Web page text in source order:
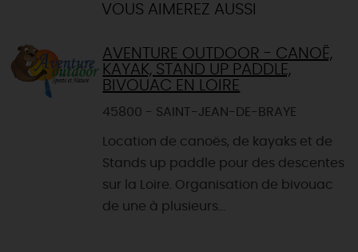
VOUS AIMEREZ AUSSI
AVENTURE OUTDOOR - CANOË,
KAYAK, STAND UP PADDLE,
BIVOUAC EN LOIRE
45800 - SAINT-JEAN-DE-BRAYE
Location de canoës, de kayaks et de
Stands up paddle pour des descentes
sur la Loire. Organisation de bivouac
de une à plusieurs...